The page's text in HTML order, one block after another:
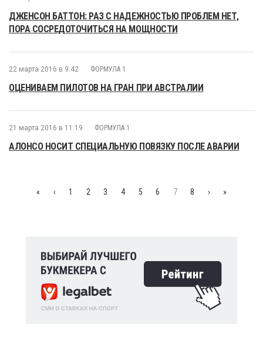
ДЖЕНСОН БАТТОН: РАЗ С НАДЕЖНОСТЬЮ ПРОБЛЕМ НЕТ,
ПОРА СОСРЕДОТОЧИТЬСЯ НА МОЩНОСТИ
22 марта 2016 в 9:42 ФОРМУЛА 1
ОЦЕНИВАЕМ ПИЛОТОВ НА ГРАН ПРИ АВСТРАЛИИ
21 марта 2016 в 11:19 ФОРМУЛА 1
АЛОНСО НОСИТ СПЕЦИАЛЬНУЮ ПОВЯЗКУ ПОСЛЕ АВАРИИ
« ‹ 1 2 3 4 5 6 7 8 › »